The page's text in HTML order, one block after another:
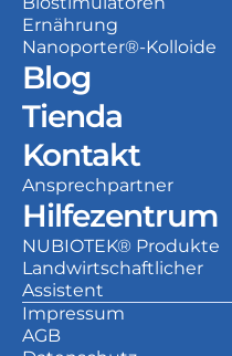
Ernährung
Nanoporter®-Kolloide
Hilfezentrum
NUBIOTEK® Produkte
Landwirtschaftlicher
Assistent
Kontakt
Ansprechpartner
Blog
Tienda
Impressum
AGB